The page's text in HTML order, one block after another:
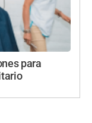
para